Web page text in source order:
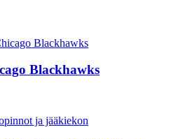
Blackhawks